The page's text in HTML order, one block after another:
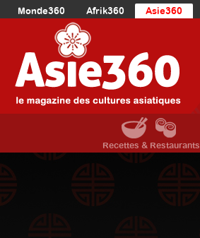
Monde360 Afrik360 Asie360
Europe360
Océanie360
Recettes & Restaurants